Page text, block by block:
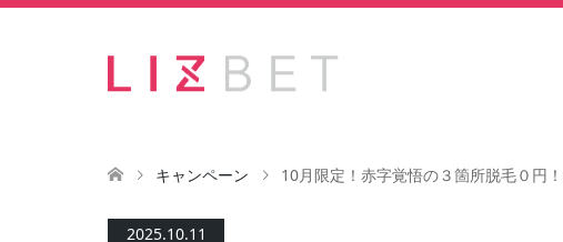
キャンペーン 10月限定！赤字覚悟の３箇所脱毛０円
2025.10.11